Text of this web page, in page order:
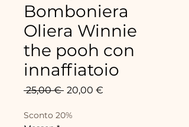
Bomboniera
Oliera Winnie
the pooh con
innaffiatoio
25,00 € Standardpreis
20,00 €
Sconto 20%